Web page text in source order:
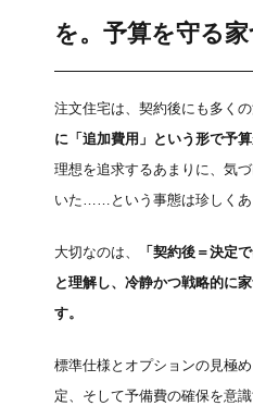
を。予算を守る
注文住宅は、契約後にも多くの
に「追加費用」という形で予算
理想を追求するあまりに、気
いた……という事態は珍しくあ
大切なのは、
「契約後＝決定
と理解し、冷静かつ戦略的に
す。
標準仕様とオプションの見極
定、そして予備費の確保を意